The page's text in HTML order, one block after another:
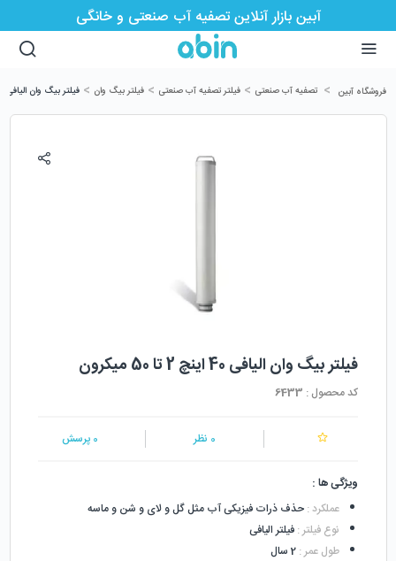
آبین بازار آنلاین تصفیه آب صنعتی و خانگی
فروشگاه آبین > تصفیه آب صنعتی > فیلتر تصفیه آب صنعتی > فیلتر بیگ وان > فیلتر بیگ وان الیافی 40 اینچ 2 تا 50 میکرون
فیلتر بیگ وان الیافی 40 اینچ 2 تا 50 میکرون
کد محصول : 6433
0 نظر 0 پرسش
ویژگی ها :
عملکرد: حذف ذرات فیزیکی آب مثل گل و لای و شن و ماسه
نوع فیلتر : فیلتر الیافی
طول عمر : 2 سال